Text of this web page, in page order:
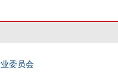
委员会